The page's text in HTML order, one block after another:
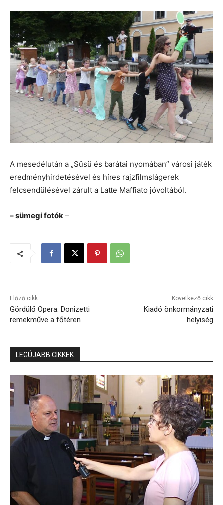
A mesedélután a „Süsü és barátai nyomában” városi játék
eredményhirdetésével és híres rajzfilmslágerek
felcsendülésével zárult a Latte Maffiato jóvoltából.
– sümegi fotók –
Előző cikk
Gördülő Opera: Donizetti
remekműve a főtéren
Következő cikk
Kiadó önkormányzati
helyiség
LEGÚJABB CIKKEK